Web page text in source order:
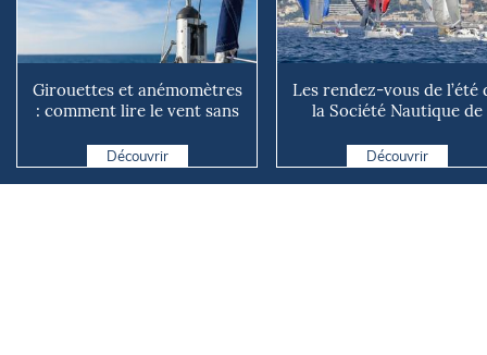
Girouettes et anémomètres
: comment lire le vent sans
Découvrir
Les rendez-vous de l’été
la Société Nautique de
Découvrir